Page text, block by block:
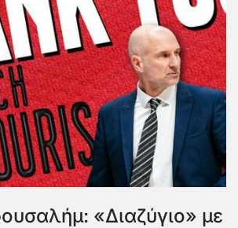
«Διαζύγιο» με